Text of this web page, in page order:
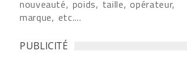
nouveauté, poids, taille, opérateur,
marque, etc....
PUBLICITÉ